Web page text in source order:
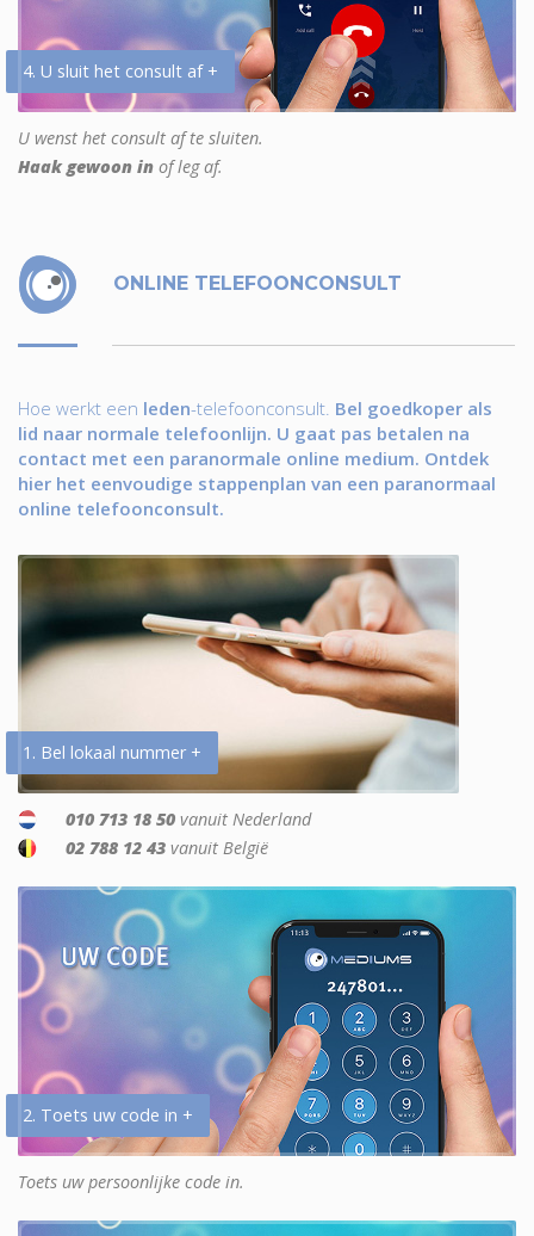
4. U sluit het consult af +
U wenst het consult af te sluiten.
Haak gewoon in of leg af.
ONLINE TELEFOONCONSULT
Hoe werkt een leden-telefoonconsult. Bel goedkoper als
lid naar normale telefoonlijn. U gaat pas betalen na
contact met een paranormale online medium. Ontdek
hier het eenvoudige stappenplan van een paranormaal
online telefoonconsult.
1. Bel lokaal nummer +
010 713 18 50 vanuit Nederland
02 788 12 43 vanuit België
2. Toets uw code in +
Toets uw persoonlijke code in.